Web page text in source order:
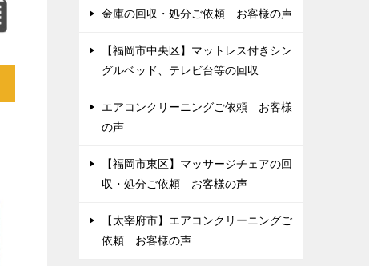
金庫の回収・処分ご依頼 お客様の声
【福岡市中央区】マットレス付きシン
グルベッド、テレビ台等の回収
エアコンクリーニングご依頼 お客様
の声
【福岡市東区】マッサージチェアの回
収・処分ご依頼 お客様の声
【太宰府市】エアコンクリーニングご
依頼 お客様の声